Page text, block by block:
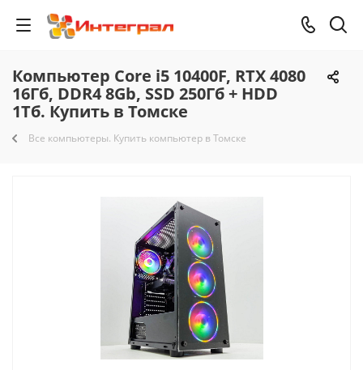
Компьютер Core i5 10400F, RTX 4080
16Гб, DDR4 8Gb, SSD 250Гб + HDD
1Тб. Купить в Томске
Все компьютеры. Купить компьютер в Томске